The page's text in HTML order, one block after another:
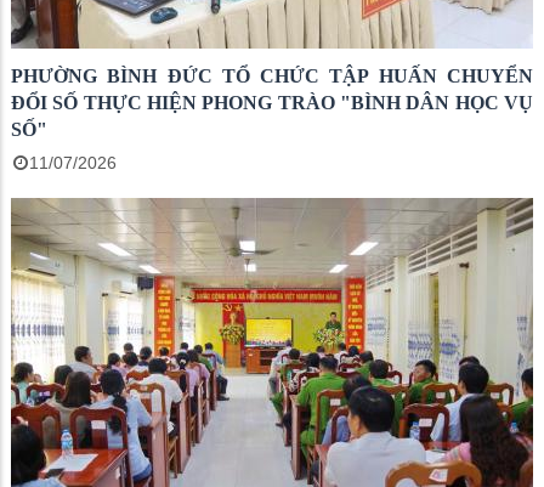
PHƯỜNG BÌNH ĐỨC TỔ CHỨC TẬP HUẤN CHUYỂN
ĐỔI SỐ THỰC HIỆN PHONG TRÀO "BÌNH DÂN HỌC VỤ
SỐ"
11/07/2026